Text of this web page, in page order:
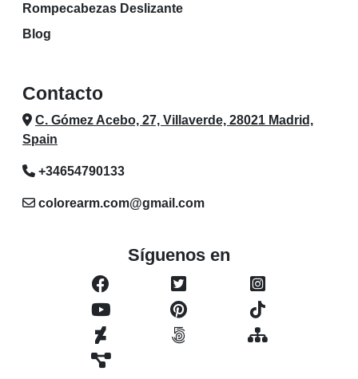
Rompecabezas Deslizante
Blog
Contacto
C. Gómez Acebo, 27, Villaverde, 28021 Madrid,
Spain
+34654790133
colorearm.com@gmail.com
Síguenos en